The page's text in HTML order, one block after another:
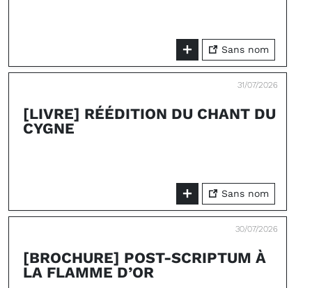
Sans nom
31/07/2026
[LIVRE] RÉÉDITION DU CHANT DU
CYGNE
Sans nom
30/07/2026
[BROCHURE] POST-SCRIPTUM À
LA FLAMME D’OR